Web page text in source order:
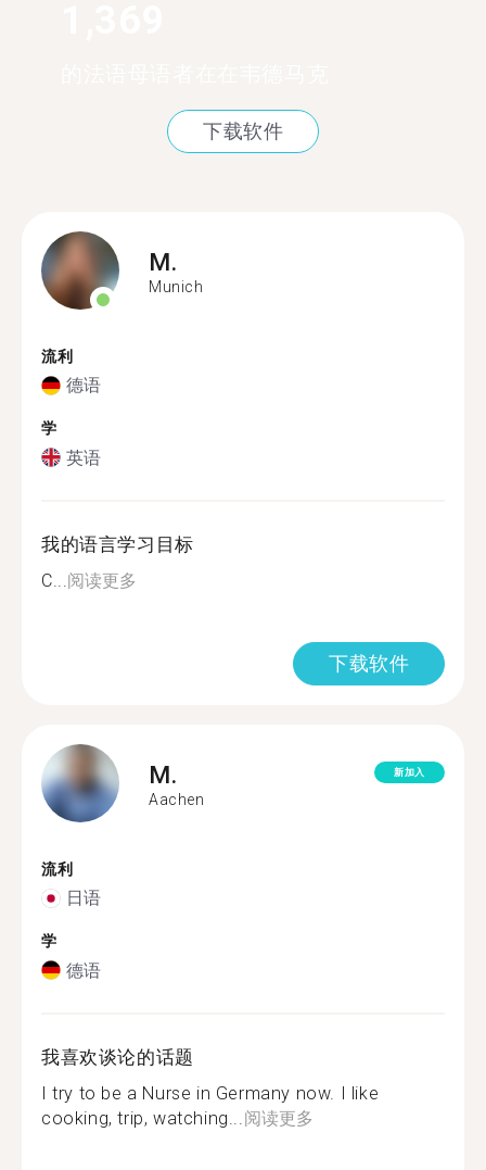
下载软件
M.
Munich
流利
德语
学
英语
我的语言学习目标
C... 阅读更多
下载软件
M.
Aachen
新加入
流利
日语
学
德语
我喜欢谈论的话题
I try to be a Nurse in Germany now. I like
cooking, trip, watching... 阅读更多